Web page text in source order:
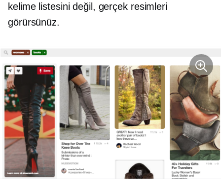
kelime listesini değil, gerçek resimleri
görürsünüz.